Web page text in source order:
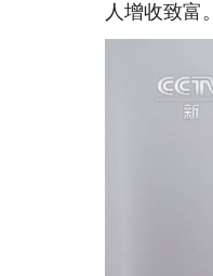
人增收致富。